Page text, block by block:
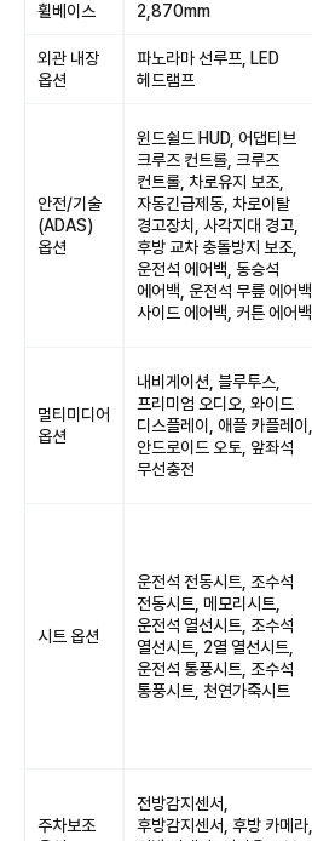
휠베이스 2,870mm
외관 내장
옵션
파노라마 선루프, LED
헤드램프
안전/기술
(ADAS)
옵션
윈드쉴드 HUD, 어댑티브
크루즈 컨트롤, 크루즈
컨트롤, 차로유지 보조,
자동긴급제동, 차로이탈
경고장치, 사각지대 경고,
후방 교차 충돌방지 보조,
운전석 에어백, 동승석
에어백, 운전석 무릎 에어백,
사이드 에어백, 커튼 에어백
멀티미디어
옵션
내비게이션, 블루투스,
프리미엄 오디오, 와이드
디스플레이, 애플 카플레이,
안드로이드 오토, 앞좌석
무선충전
시트 옵션
운전석 전동시트, 조수석
전동시트, 메모리시트,
운전석 열선시트, 조수석
열선시트, 2열 열선시트,
운전석 통풍시트, 조수석
통풍시트, 천연가죽시트
주차보조
전방감지센서,
후방감지센서, 후방 카메라,